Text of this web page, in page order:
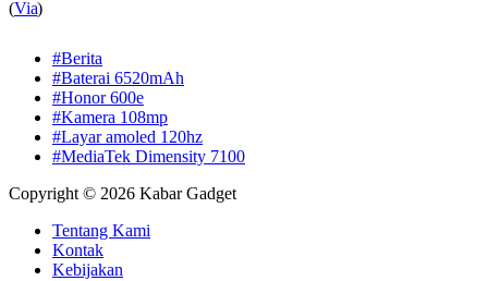
(Via)
#Berita
#Baterai 6520mAh
#Honor 600e
#Kamera 108mp
#Layar amoled 120hz
#MediaTek Dimensity 7100
Copyright © 2026 Kabar Gadget
Tentang Kami
Kontak
Kebijakan